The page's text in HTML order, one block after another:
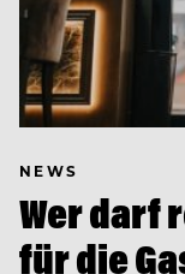
NEWS
Wer darf
für die